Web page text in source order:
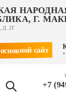
Г.
Д. 2Г
сайт *
+7